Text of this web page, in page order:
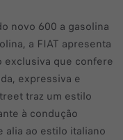
novo 600 a gasolina
a FIAT apresenta
exclusiva que confere
expressiva e
traz um estilo
à condução
alia ao estilo italiano